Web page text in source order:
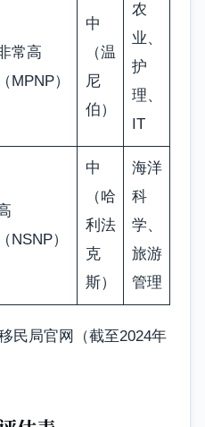
常高
（MPNP）
中
（温
尼
伯）
农
业、
护
理、
IT
（NSNP）
中
（哈
利法
克
斯）
海洋
科
学、
旅游
管理
民局官网（截至2024年